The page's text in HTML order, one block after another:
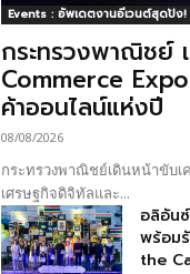
Events : อัพเดตงานอีเวนต์สุดปัง!
กระทรวงพาณิชย์
Commerce
ค้าออนไลน์แห่งปี
08/08/2026
กระทรวงพาณิชย์เดินหน้าขับเ
เศรษฐกิจดิจิทัลและ...
อลิอัน
พร้อม
the